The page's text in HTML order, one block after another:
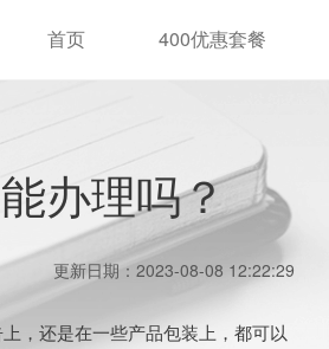
首页 400优惠套餐
办理吗？
更新日期：2023-08-08 12:22:29
，还是在一些产品包装上，都可以